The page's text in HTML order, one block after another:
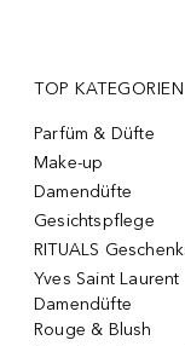
TOP KATEGORIEN
Parfüm & Düfte
Make-up
Damendüfte
Gesichtspflege
RITUALS
Yves Saint Laurent
Damendüfte
Rouge & Blush